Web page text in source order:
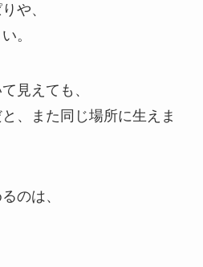
や、
。
見えても、
、また同じ場所に生えま
のは、